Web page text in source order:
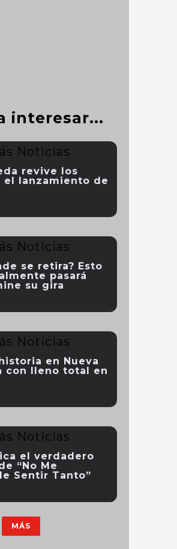
interesar...
revive los
el lanzamiento de
se retira? Esto
pasará
su gira
en Nueva
con lleno total en
el verdadero
“No Me
Sentir Tanto”
MÁS